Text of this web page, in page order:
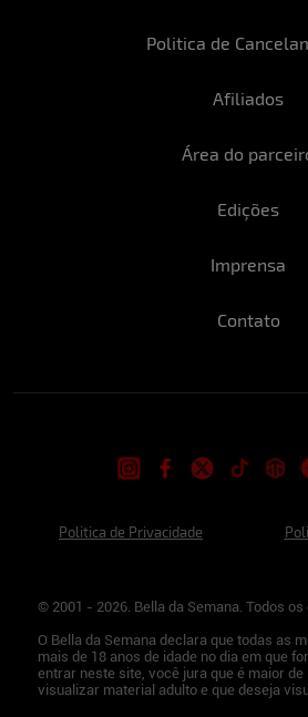
Politica de
Afiliados
Área do
Edições
Imprensa
Contato
Politica de Privacidade
© 2001 - 2026. Bella da Semana. Todos
O Bella da Semana declara que todas as
mais de 18 anos de idade no dia em que
entrar neste site, você jura que é maior
visualizar material adulto e que deseja